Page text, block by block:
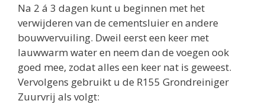
Na 2 á 3 dagen kunt u beginnen met het
verwijderen van de cementsluier en andere
bouwvervuiling. Dweil eerst een keer met
lauwwarm water en neem dan de voegen ook
goed mee, zodat alles een keer nat is geweest.
Vervolgens gebruikt u de R155 Grondreiniger
Zuurvrij als volgt: